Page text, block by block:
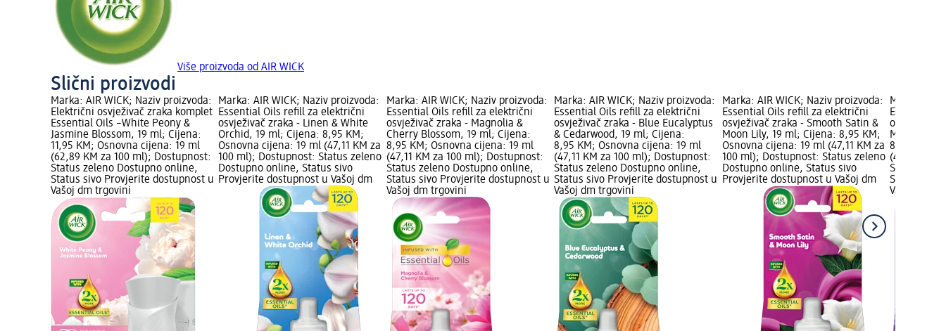
Više proizvoda od AIR WICK
Slični proizvodi
Marka: AIR WICK; Naziv proizvoda:
Električni osvježivač zraka komplet
Essential Oils –White Peony &
Jasmine Blossom, 19 ml; Cijena:
11,95 KM; Osnovna cijena: 19 ml
(62,89 KM za 100 ml); Dostupnost:
Status zeleno Dostupno online,
Status sivo Provjerite dostupnost u
Vašoj dm trgovini
Marka: AIR WICK; Naziv proizvoda:
Essential Oils refill za električni
osvježivač zraka - Linen & White
Orchid, 19 ml; Cijena: 8,95 KM;
Osnovna cijena: 19 ml (47,11 KM za
100 ml); Dostupnost: Status zeleno
Dostupno online, Status sivo
Provjerite dostupnost u Vašoj dm
Marka: AIR WICK; Naziv proizvoda:
Essential Oils refill za električni
osvježivač zraka - Magnolia &
Cherry Blossom, 19 ml; Cijena:
8,95 KM; Osnovna cijena: 19 ml
(47,11 KM za 100 ml); Dostupnost:
Status zeleno Dostupno online,
Status sivo Provjerite dostupnost u
Vašoj dm trgovini
Marka: AIR WICK; Naziv proizvoda:
Essential Oils refill za električni
osvježivač zraka - Blue Eucalyptus
& Cedarwood, 19 ml; Cijena:
8,95 KM; Osnovna cijena: 19 ml
(47,11 KM za 100 ml); Dostupnost:
Status zeleno Dostupno online,
Status sivo Provjerite dostupnost u
Vašoj dm trgovini
Marka: AIR WICK; Naziv proizvoda:
Essential Oils refill za električni
osvježivač zraka - Smooth Satin &
Moon Lily, 19 ml; Cijena: 8,95 KM;
Osnovna cijena: 19 ml (47,11 KM za
100 ml); Dostupnost: Status zeleno
Dostupno online, Status sivo
Provjerite dostupnost u Vašoj dm
Marka: AIR
Essential
osvježivač
Meadow &
8,95 KM;
(47,11 KM
Status
Status sivo
Vašoj dm